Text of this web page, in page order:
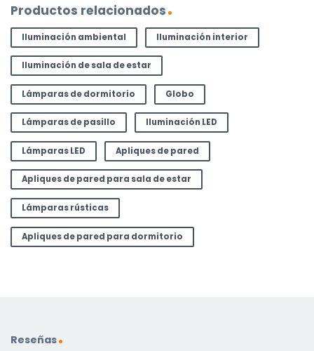
Productos relacionados
Iluminación ambiental Iluminación interior
Iluminación de sala de estar
Lámparas de dormitorio Globo
Lámparas de pasillo Iluminación LED
Lámparas LED Apliques de pared
Apliques de pared para sala de estar
Lámparas rústicas
Apliques de pared para dormitorio
Reseñas